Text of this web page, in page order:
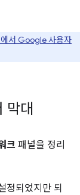
서 Google 사용자
막대
크 패널을 정리
정되었지만 되